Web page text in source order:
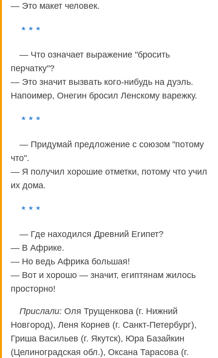
— Это макет человек.
* * *
— Что означает выражение "бросить
перчатку"?
— Это значит вызвать кого-нибудь на дуэль.
Напоимер, Онегин бросил Ленскому варежку.
* * *
— Придумай предложение с союзом "потому
что".
— Я получил хорошие отметки, потому что учил
их дома.
* * *
— Где находился Древний Египет?
— В Африке.
— Но ведь Африка большая!
— Вот и хорошо — значит, египтянам жилось
просторно!
Прислали: Оля Трущенкова (г. Нижний
Новгород), Леня Корнев (г. Санкт-Петербург),
Гриша Васильев (г. Якутск), Юра Базайкин
(Целиноградская обл.), Оксана Тарасова (г.